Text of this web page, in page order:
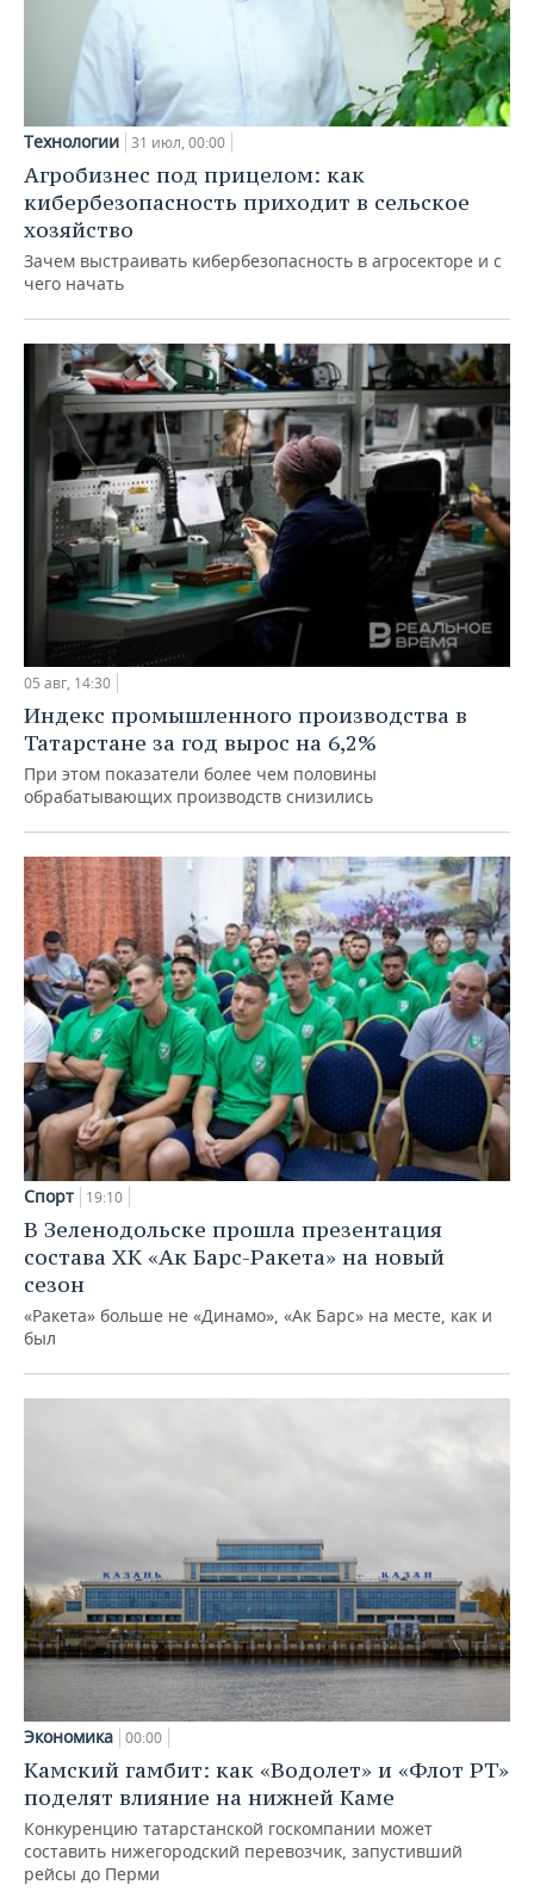
Технологии 31 июл, 00:00
Агробизнес под прицелом: как
кибербезопасность приходит в сельское
хозяйство
Зачем выстраивать кибербезопасность в агросекторе и с
чего начать
05 авг, 14:30
Индекс промышленного производства в
Татарстане за год вырос на 6,2%
При этом показатели более чем половины
обрабатывающих производств снизились
Спорт 19:10
В Зеленодольске прошла презентация
состава ХК «Ак Барс-Ракета» на новый
сезон
«Ракета» больше не «Динамо», «Ак Барс» на месте, как и
был
Экономика 00:00
Камский гамбит: как «Водолет» и «Флот РТ»
поделят влияние на нижней Каме
Конкуренцию татарстанской госкомпании может
составить нижегородский перевозчик, запустивший
рейсы до Перми